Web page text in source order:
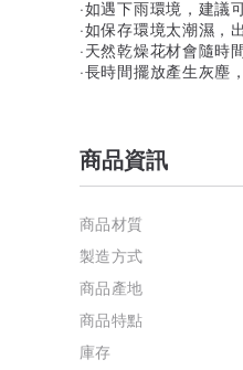
·如遇下雨環境，建議
·如保存環境太潮濕，
·天然乾燥花材會隨時
·長時間擺放產生灰塵
商品資訊
商品材質
製造方式
商品產地
商品特點
庫存